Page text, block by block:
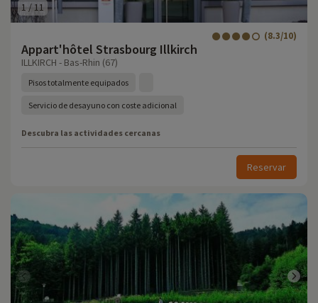
1 /11
Appart'hôtel Strasbourg Illkirch
(8.3/10)
ILLKIRCH - Bas-Rhin (67)
Pisos totalmente equipados
Servicio de desayuno con coste adicional
Descubra las actividades cercanas
Reservar